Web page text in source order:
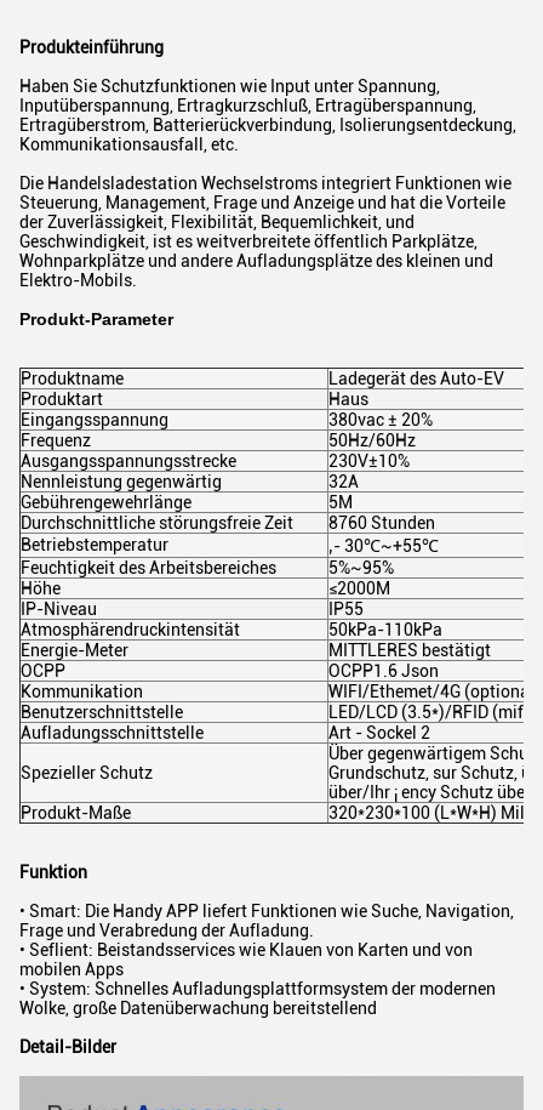
Produkteinführung
Haben Sie Schutzfunktionen wie Input unter Spannung,
Inputüberspannung, Ertragkurzschluß, Ertragüberspannung,
Ertragüberstrom, Batterierückverbindung, Isolierungsentdeckung,
Kommunikationsausfall, etc.
Die Handelsladestation Wechselstroms integriert Funktionen wie
Steuerung, Management, Frage und Anzeige und hat die Vorteile
der Zuverlässigkeit, Flexibilität, Bequemlichkeit, und
Geschwindigkeit, ist es weitverbreitete öffentlich Parkplätze,
Wohnparkplätze und andere Aufladungsplätze des kleinen und
Elektro-Mobils.
Produkt-Parameter
Produktname
Ladegerät des Auto-EV
Produktart
Haus
Eingangsspannung
380vac ± 20%
Frequenz
50Hz/60Hz
Ausgangsspannungsstrecke
230V±10%
Nennleistung gegenwärtig
32A
Gebührengewehrlänge
5M
Durchschnittliche störungsfreie Zeit
8760 Stunden
Betriebstemperatur
‚- 30℃~+55℃
Feuchtigkeit des Arbeitsbereiches
5%~95%
Höhe
≤2000M
IP-Niveau
IP55
Atmosphärendruckintensität
50kPa-110kPa
Energie-Meter
MITTLERES bestätigt
OCPP
OCPP1.6 Json
Kommunikation
WIFI/Ethemet/4G (optional)
Benutzerschnittstelle
LED/LCD (3.5*)/RFID
Aufladungsschnittstelle
Art - Sockel 2
Spezieller Schutz
Über gegenwärtigem
Grundschutz, sur Schutz,
über/Ihr ¡ ency Schutz
Produkt-Maße
320*230*100 (L*W*H)
Funktion
• Smart: Die Handy APP liefert Funktionen wie Suche, Navigation,
Frage und Verabredung der Aufladung.
• Seflient: Beistandsservices wie Klauen von Karten und von
mobilen Apps
• System: Schnelles Aufladungsplattformsystem der modernen
Wolke, große Datenüberwachung bereitstellend
Detail-Bilder